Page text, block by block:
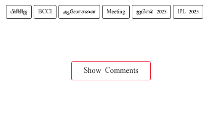
பிசிசிஐ BCCI ஆலோசனை Meeting ஐபிஎல் 2025 IPL 2025
Show Comments